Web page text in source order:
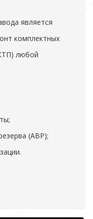
является
комплектных
любой
(АВР);